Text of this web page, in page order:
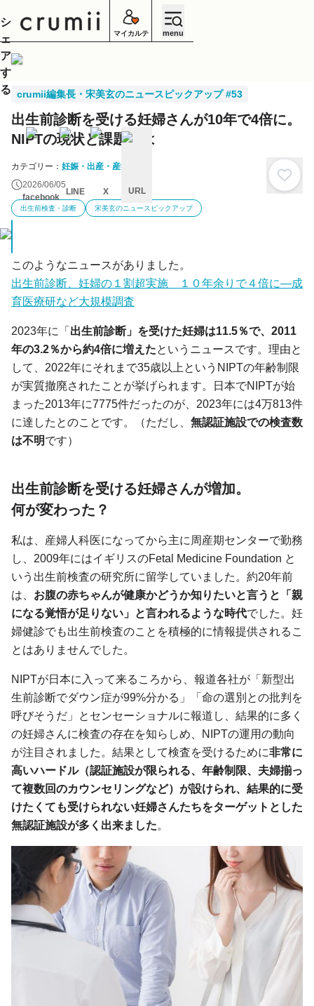
マイカルテ menu
crumii編集長・宋美玄のニュースピックアップ #53
出生前診断を受ける妊婦さんが10年で4倍に。
NIPTの現状と課題とは
カテゴリー： 妊娠・出産・産後
2026/06/05
出生前検査・診断 宋美玄のニュースピックアップ
このようなニュースがありました。
出生前診断、妊婦の１割超実施 １０年余りで４倍に―成
育医療研など大規模調査
2023年に「 出生前診断」を受けた妊婦は11.5％で、2011
年の3.2％から約4倍に増えたというニュースです。理由と
して、2022年にそれまで35歳以上というNIPTの年齢制限
が実質撤廃されたことが挙げられます。日本でNIPTが始
まった2013年に7775件だったのが、2023年には4万813件
に達したとのことです。（ただし、 無認証施設での検査数
は不明です）
出生前診断を受ける妊婦さんが増加。
何が変わった？
私は、産婦人科医になってから主に周産期センターで勤務
し、2009年にはイギリスのFetal Medicine Foundation と
いう出生前検査の研究所に留学していました。約20年前
は、 お腹の赤ちゃんが健康かどうか知りたいと言うと「親
になる覚悟が足りない」と言われるような時代でした。妊
婦健診でも出生前検査のことを積極的に情報提供されるこ
とはありませんでした。
NIPTが日本に入って来るころから、報道各社が「新型出
生前診断でダウン症が99%分かる」「命の選別との批判を
呼びそうだ」とセンセーショナルに報道し、結果的に多く
の妊婦さんに検査の存在を知らしめ、NIPTの運用の動向
が注目されました。結果として検査を受けるために非常に
高いハードル（認証施設が限られる、年齢制限、夫婦揃っ
て複数回のカウンセリングなど）が設けられ、結果的に受
けたくても受けられない妊婦さんたちをターゲットとした
無認証施設が多く出来ました。
シ
ェ
ア
す
る
facebook
LINE X URL
キ
ン
ル